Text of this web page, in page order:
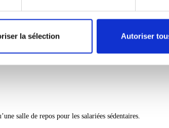
la sélection Autoriser
en carburants sans aucun intermédiaire avec
salle de repos pour les salariées sédentaires.